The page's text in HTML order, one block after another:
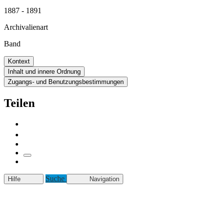
1887 - 1891
Archivalienart
Band
Kontext
Inhalt und innere Ordnung
Zugangs- und Benutzungsbestimmungen
Teilen
Hilfe Suche Navigation